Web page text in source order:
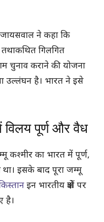
जायसवाल ने कहा कि
तथाकथित गिलगित
चुनाव कराने की योजना
उल्लंघन है। भारत ने इसे
विलय पूर्ण और वैध
कश्मीर का भारत में पूर्ण,
इसके बाद पूरा जम्मू
इन भारतीय क्षेत्रों पर
है।